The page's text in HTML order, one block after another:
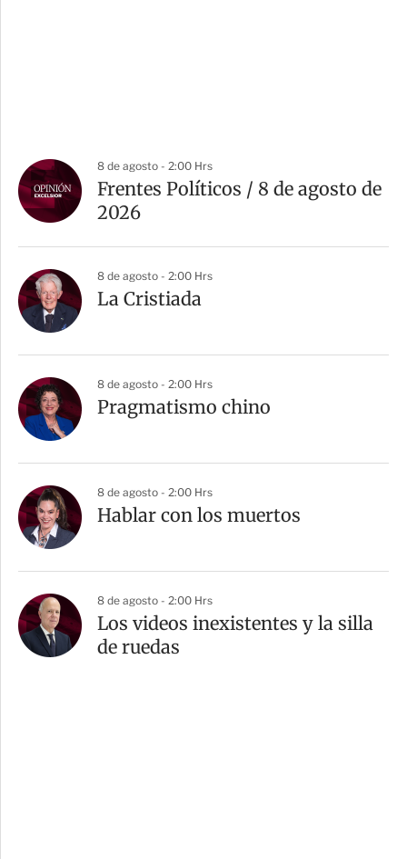
8 de agosto - 2:00 Hrs
Frentes Políticos / 8 de agosto de
2026
8 de agosto - 2:00 Hrs
La Cristiada
8 de agosto - 2:00 Hrs
Pragmatismo chino
8 de agosto - 2:00 Hrs
Hablar con los muertos
8 de agosto - 2:00 Hrs
Los videos inexistentes y la silla
de ruedas